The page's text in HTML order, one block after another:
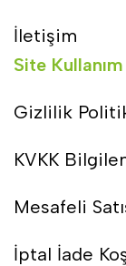
İletişim
Site
Gizlilik
KVKK
Mesafeli
İptal İade